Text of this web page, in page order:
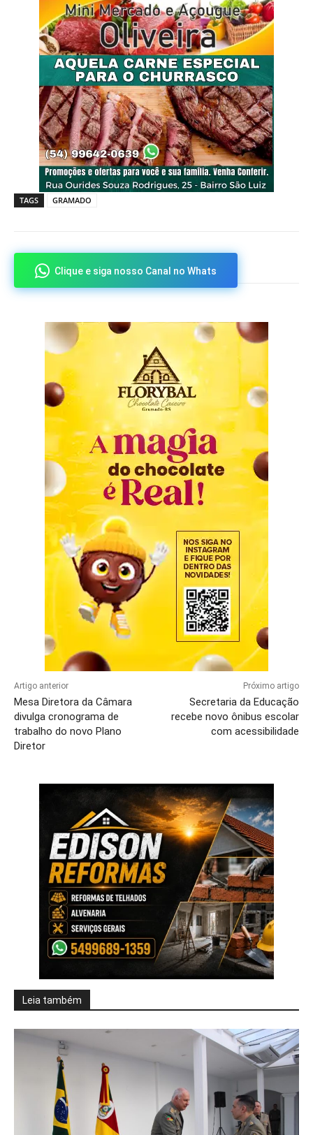
TAGS GRAMADO
Clique e siga nosso Canal no Whats
Artigo anterior
Mesa Diretora da Câmara
divulga cronograma de
trabalho do novo Plano
Diretor
Próximo artigo
Secretaria da Educação
recebe novo ônibus escolar
com acessibilidade
Leia também